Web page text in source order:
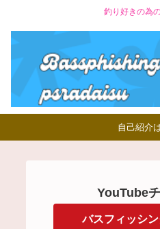
釣り好きの為
自己紹介
YouTube
バスフィッシ